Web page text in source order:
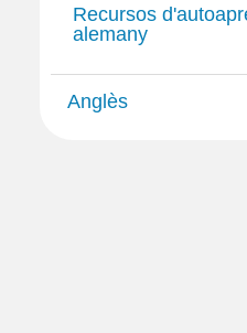
Recursos
alemany
Anglès